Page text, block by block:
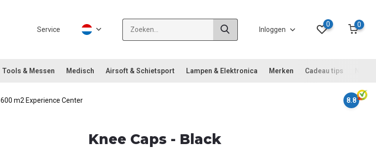
Service Inloggen
0 0
Tools & Messen Medisch Airsoft & Schietsport Lampen & Elektronica Merken Cadeau tips
600 m2 Experience Center 8.8
Knee Caps - Black